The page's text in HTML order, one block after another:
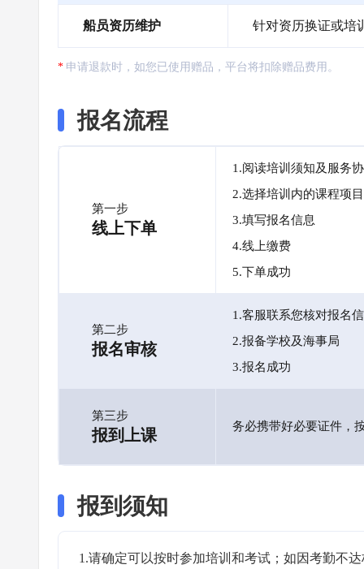
船员资历维护 针对资历换证或培
申请退款时，如您已使用赠品，平台将扣除赠品费用。
报名流程
第一步
线上下单
1.阅读培训须知及服务
2.选择培训内的课程项目
3.填写报名信息
4.线上缴费
5.下单成功
第二步
报名审核
1.客服联系您核对报名
2.报备学校及海事局
3.报名成功
第三步
报到上课 务必携带好必要证件，
报到须知
1.请确定可以按时参加培训和考试；如因考勤不